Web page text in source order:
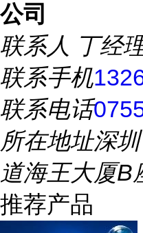
公司
联系人 丁经
联系手机
联系电话
所在地址深
道海王大厦B
推荐产品